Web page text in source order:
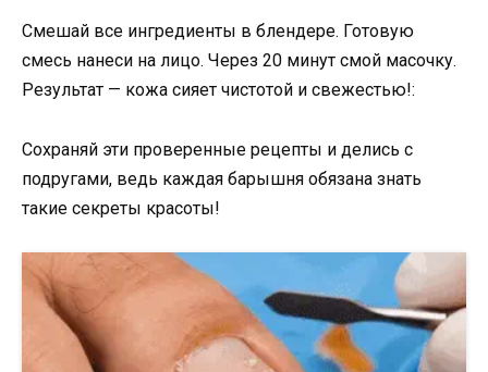
Смешай все ингредиенты в блендере. Готовую
смесь нанеси на лицо. Через 20 минут смой масочку.
Результат — кожа сияет чистотой и свежестью!:
Сохраняй эти проверенные рецепты и делись с
подругами, ведь каждая барышня обязана знать
такие секреты красоты!